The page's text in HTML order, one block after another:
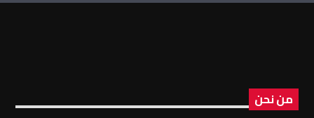
من نحن